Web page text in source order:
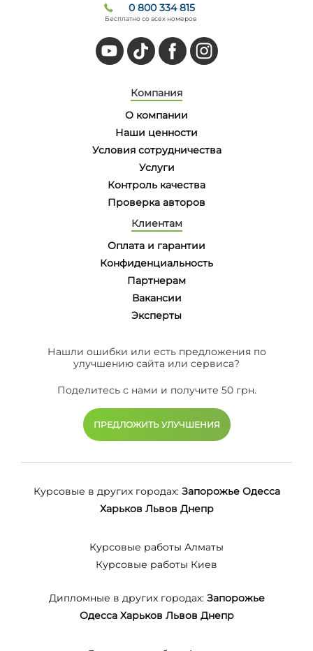
0 800 334 815
Бесплатно со всех номеров
Компания
О компании
Наши ценности
Условия сотрудничества
Услуги
Контроль качества
Проверка авторов
Клиентам
Оплата и гарантии
Конфиденциальность
Партнерам
Вакансии
Эксперты
Нашли ошибки или есть предложения по
улучшению сайта или сервиса?
Поделитесь с нами и получите 50 грн.
ПРЕДЛОЖИТЬ УЛУЧШЕНИЯ
Курсовые в других городах: Запорожье Одесса
Харьков Львов Днепр
Курсовые работы Алматы
Курсовые работы Киев
Дипломные в других городах: Запорожье
Одесса Харьков Львов Днепр